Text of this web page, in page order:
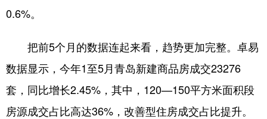
0.6%。
把前5个月的数据连起来看，趋势更加完整。卓易
数据显示，今年1至5月青岛新建商品房成交23276
套，同比增长2.45%，其中，120—150平方米面积段
房源成交占比高达36%，改善型住房成交占比提升。